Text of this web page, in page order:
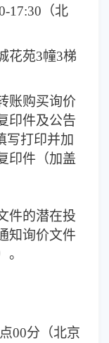
17:30（北
花苑3幢3梯
账购买询价
印件及公告
写打印并加
印件（加盖
件的潜在投
知询价文件
00分（北京